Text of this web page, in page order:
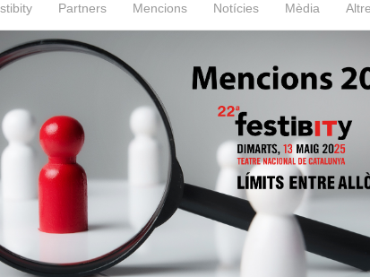
Partners Mencions Notícies Mèdia